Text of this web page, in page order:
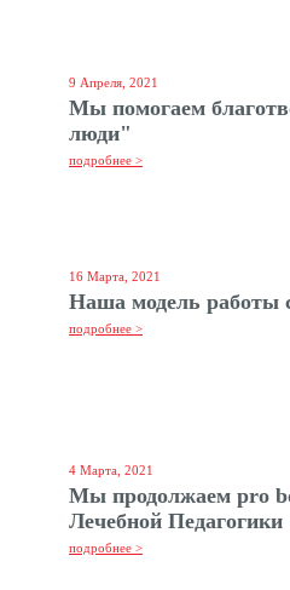
9 Апреля, 2021
Мы помогаем
люди"
подробнее >
16 Марта, 2021
Наша модель работы
подробнее >
4 Марта, 2021
Мы продолжаем pro
Лечебной Педагогики
подробнее >